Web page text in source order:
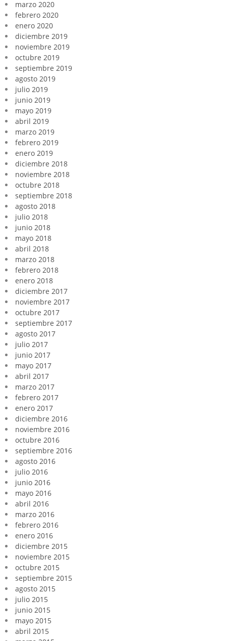
marzo 2020
febrero 2020
enero 2020
diciembre 2019
noviembre 2019
octubre 2019
septiembre 2019
agosto 2019
julio 2019
junio 2019
mayo 2019
abril 2019
marzo 2019
febrero 2019
enero 2019
diciembre 2018
noviembre 2018
octubre 2018
septiembre 2018
agosto 2018
julio 2018
junio 2018
mayo 2018
abril 2018
marzo 2018
febrero 2018
enero 2018
diciembre 2017
noviembre 2017
octubre 2017
septiembre 2017
agosto 2017
julio 2017
junio 2017
mayo 2017
abril 2017
marzo 2017
febrero 2017
enero 2017
diciembre 2016
noviembre 2016
octubre 2016
septiembre 2016
agosto 2016
julio 2016
junio 2016
mayo 2016
abril 2016
marzo 2016
febrero 2016
enero 2016
diciembre 2015
noviembre 2015
octubre 2015
septiembre 2015
agosto 2015
julio 2015
junio 2015
mayo 2015
abril 2015